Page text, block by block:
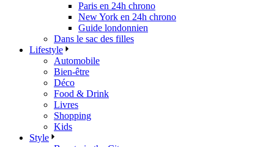
Paris en 24h chrono
New York en 24h chrono
Guide londonnien
Dans le sac des filles
Lifestyle
Automobile
Bien-être
Déco
Food & Drink
Livres
Shopping
Kids
Style